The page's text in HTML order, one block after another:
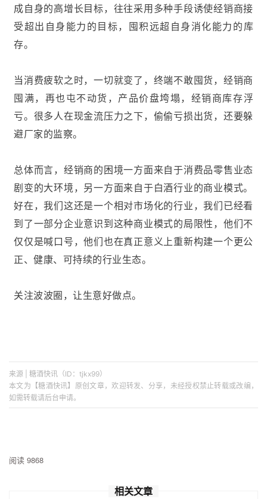
成自身的高增长目标，往往采用多种手段诱使经销商接
受超出自身能力的目标，囤积远超自身消化能力的库
存。
当消费疲软之时，一切就变了，终端不敢囤货，经销商
囤满，再也屯不动货，产品价盘垮塌，经销商库存浮
亏。很多人在现金流压力之下，偷偷亏损出货，还要躲
避厂家的监察。
总体而言，经销商的困境一方面来自于消费品零售业态
剧变的大环境，另一方面来自于白酒行业的商业模式。
好在，我们这还是一个相对市场化的行业，我们已经看
到了一部分企业意识到这种商业模式的局限性，他们不
仅仅是喊口号，他们也在真正意义上重新构建一个更公
正、健康、可持续的行业生态。
关注波波圈，让生意好做点。
来源 | 糖酒快讯（ID：tjkx99）
本文为【糖酒快讯】原创文章，欢迎转发、分享，未经授权禁止转载或改编，
如需转载请后台申请。
阅读 9868
相关文章